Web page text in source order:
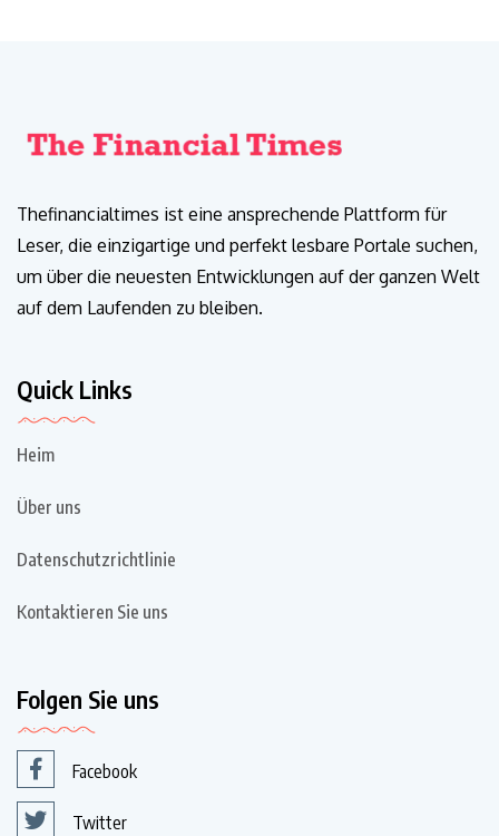
Thefinancialtimes ist eine ansprechende Plattform für
Leser, die einzigartige und perfekt lesbare Portale suchen,
um über die neuesten Entwicklungen auf der ganzen Welt
auf dem Laufenden zu bleiben.
Quick Links
Heim
Über uns
Datenschutzrichtlinie
Kontaktieren Sie uns
Folgen Sie uns
Facebook
Twitter